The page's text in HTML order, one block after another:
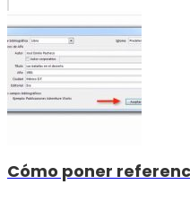
Cómo poner